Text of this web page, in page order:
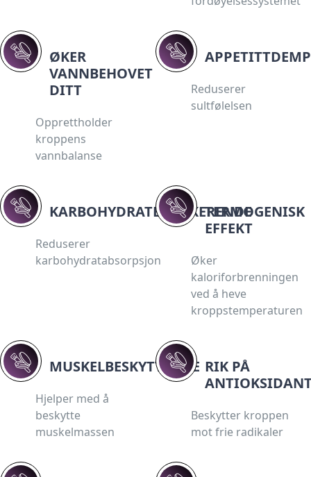
ØKER
VANNBEHOVET
DITT
Opprettholder
kroppens
vannbalanse
Reduserer
sultfølelsen
KARBOHYDRATBLOKKERENDE
Reduserer
karbohydratabsorpsjon
TERMOGENISK
EFFEKT
Øker
kaloriforbrenningen
ved å heve
kroppstemperaturen
MUSKELBESKYTTENDE
Hjelper med å
beskytte
muskelmassen
RIK PÅ
Beskytter kroppen
mot frie radikaler